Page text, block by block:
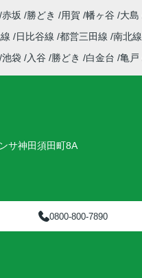
赤坂 勝どき 用賀 幡ヶ谷 大島
日比谷線 都営三田線 南北線
池袋 入谷 勝どき 白金台 亀戸
サ神田須田町8A
0800-800-7890